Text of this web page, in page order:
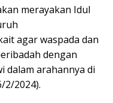
merayakan Idul
agar waspada dan
dengan
dalam arahannya di
2/2024).